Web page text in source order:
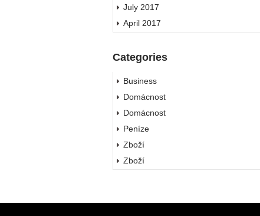
July 2017
April 2017
Categories
Business
Domácnost
Domácnost
Peníze
Zboží
Zboží